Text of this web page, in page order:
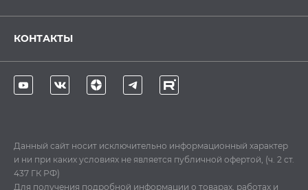
КОНТАКТЫ
Данный сайт носит исключительно информационный характер
и ни при каких условиях не является публичной офертой, (ч. 2 ст.
437 ГК РФ)
Для получения подробной информации о товарах, работах и